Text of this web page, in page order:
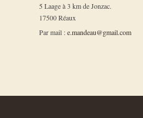
5 Laage à 3 km de Jonzac.
17500 Réaux
Par mail :e.mandeau@gmail.com